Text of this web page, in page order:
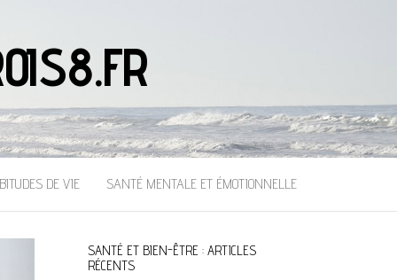
DE VIE SANTÉ MENTALE ET ÉMOTIONNELLE
SANTÉ ET BIEN-ÊTRE : ARTICLES
RÉCENTS